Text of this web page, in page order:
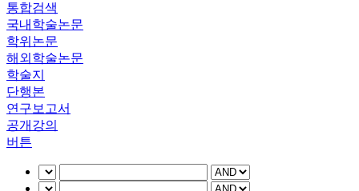
통합검색
국내학술논문
학위논문
해외학술논문
학술지
단행본
연구보고서
공개강의
버튼